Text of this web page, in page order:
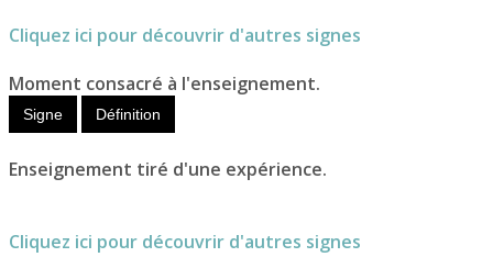
Cliquez ici pour découvrir d'autres signes
Moment consacré à l'enseignement.
Signe Définition
Enseignement tiré d'une expérience.
Cliquez ici pour découvrir d'autres signes